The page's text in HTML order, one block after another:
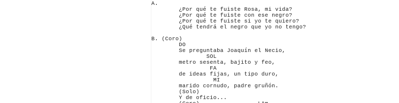
A.
        ¿Por qué te fuiste Rosa, mi vida?
        ¿Por qué te fuiste con ese negro?
        ¿Por qué te fuiste si yo te quiero?
        ¿Qué tendrá el negro que yo no tengo?
B. (Coro)
        DO
        Se preguntaba Joaquín el Necio,
                SOL
        metro sesenta, bajito y feo,
                 FA
        de ideas fijas, un tipo duro,
                  MI
        marido cornudo, padre gruñón.
        (Solo)
        Y de oficio...